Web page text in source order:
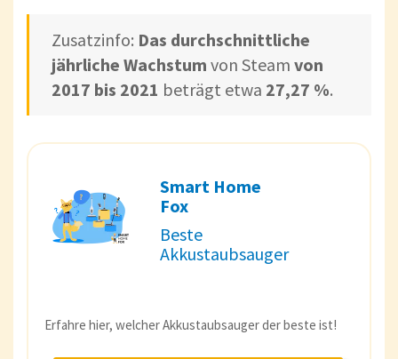
Zusatzinfo: Das durchschnittliche
jährliche Wachstum von Steam von
2017 bis 2021 beträgt etwa 27,27 %.
Smart Home
Fox
Beste
Akkustaubsauger
Erfahre hier, welcher Akkustaubsauger der beste ist!